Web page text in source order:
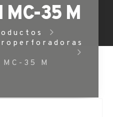
MC-35 M
MC-35 M